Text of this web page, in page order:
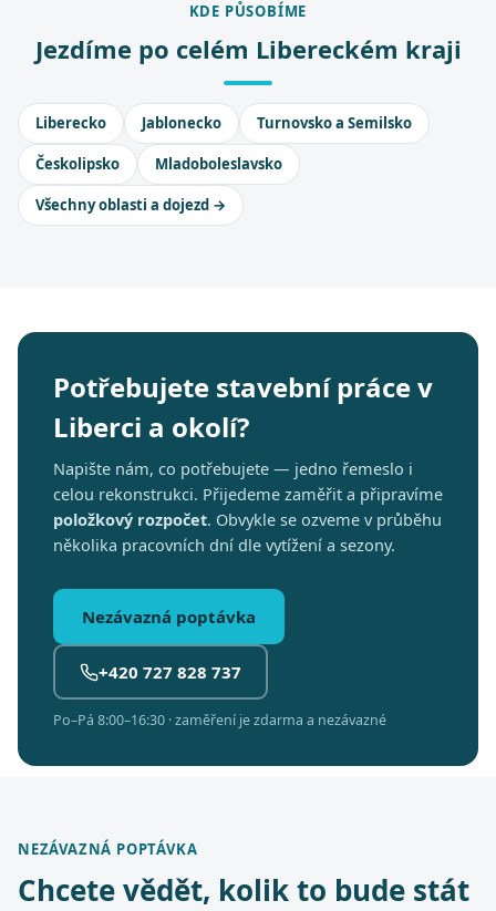
KDE PŮSOBÍME
Jezdíme po celém Libereckém kraji
Liberecko Jablonecko Turnovsko a Semilsko
Českolipsko Mladoboleslavsko
Všechny oblasti a dojezd →
Potřebujete stavební práce v
Liberci a okolí?
Napište nám, co potřebujete — jedno řemeslo i
celou rekonstrukci. Přijedeme zaměřit a připravíme
položkový rozpočet. Obvykle se ozveme v průběhu
několika pracovních dní dle vytížení a sezony.
Nezávazná poptávka
+420 727 828 737
Po–Pá 8:00–16:30 · zaměření je zdarma a nezávazné
NEZÁVAZNÁ POPTÁVKA
Chcete vědět, kolik to bude stát